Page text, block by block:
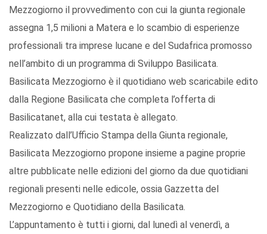
Mezzogiorno il provvedimento con cui la giunta regionale
assegna 1,5 milioni a Matera e lo scambio di esperienze
professionali tra imprese lucane e del Sudafrica promosso
nell’ambito di un programma di Sviluppo Basilicata.
Basilicata Mezzogiorno è il quotidiano web scaricabile edito
dalla Regione Basilicata che completa l’offerta di
Basilicatanet, alla cui testata è allegato.
Realizzato dall’Ufficio Stampa della Giunta regionale,
Basilicata Mezzogiorno propone insieme a pagine proprie
altre pubblicate nelle edizioni del giorno da due quotidiani
regionali presenti nelle edicole, ossia Gazzetta del
Mezzogiorno e Quotidiano della Basilicata.
L’appuntamento è tutti i giorni, dal lunedì al venerdì, a